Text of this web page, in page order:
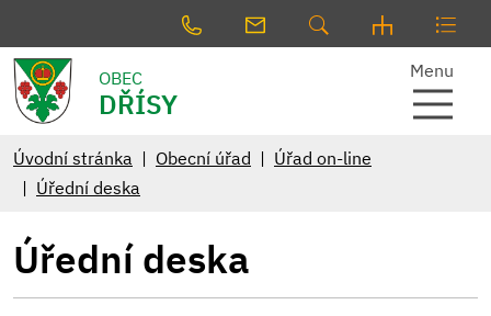
OBEC
DŘÍSY
Menu
Úvodní stránka Obecní úřad
Úřad on-line
Úřední deska
Úřední deska